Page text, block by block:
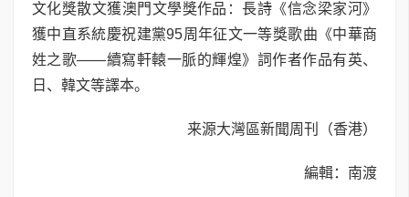
文化獎散文獲澳門文學獎作品：長詩《信念梁家河》
獲中直系統慶祝建黨95周年征文一等獎歌曲《中華商
姓之歌——續寫軒轅一脈的輝煌》詞作者作品有英、
日、韓文等譯本。
来源大灣區新聞周刊（香港）
編輯：南渡